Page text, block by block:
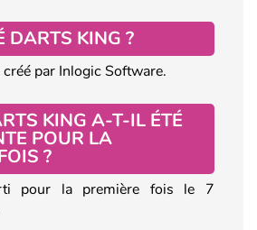
DARTS KING ?
créé par Inlogic Software.
KING A-T-IL ÉTÉ
POUR LA
?
pour la première fois le 7